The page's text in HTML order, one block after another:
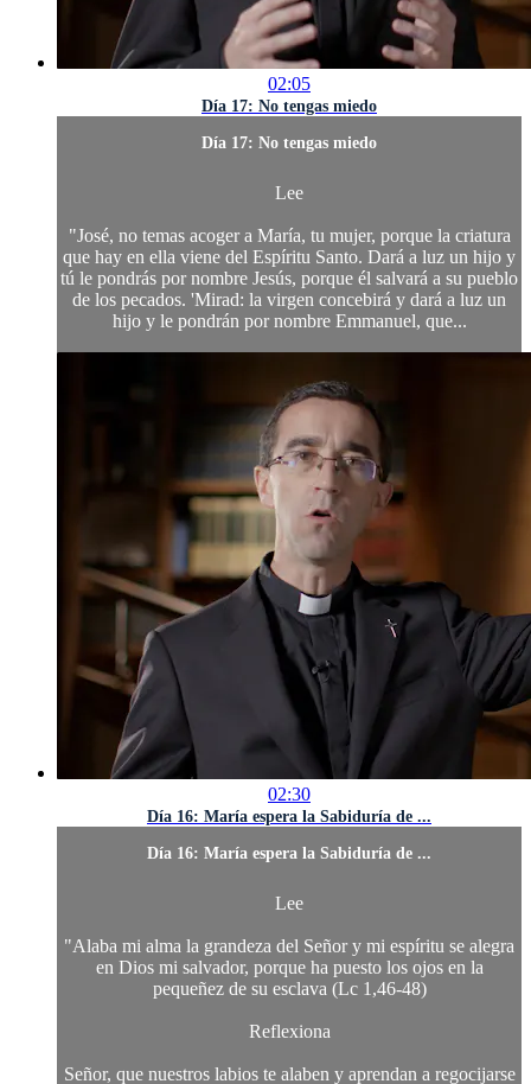
02:05
Día 17: No tengas miedo
Día 17: No tengas miedo
Lee
"José, no temas acoger a María, tu mujer, porque la criatura
que hay en ella viene del Espíritu Santo. Dará a luz un hijo y
tú le pondrás por nombre Jesús, porque él salvará a su pueblo
de los pecados. 'Mirad: la virgen concebirá y dará a luz un
hijo y le pondrán por nombre Emmanuel, que...
02:30
Día 16: María espera la Sabiduría de ...
Día 16: María espera la Sabiduría de ...
Lee
"Alaba mi alma la grandeza del Señor y mi espíritu se alegra
en Dios mi salvador, porque ha puesto los ojos en la
pequeñez de su esclava (Lc 1,46-48)
Reflexiona
Señor, que nuestros labios te alaben y aprendan a regocijarse